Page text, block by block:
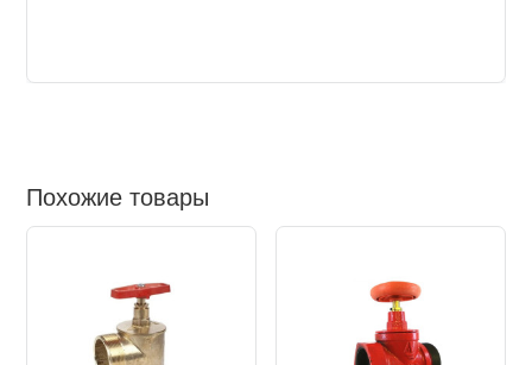
Похожие товары